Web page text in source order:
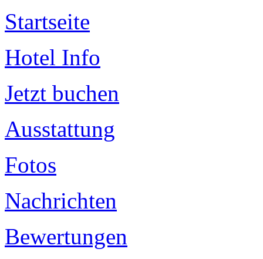
Startseite
Hotel Info
Jetzt buchen
Ausstattung
Fotos
Nachrichten
Bewertungen